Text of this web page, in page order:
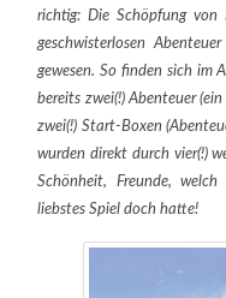
richtig: Die Schöpfung von
geschwisterlosen
gewesen. So finden sich im
bereits zwei(!) Abenteuer
zwei(!) Start-Boxen
wurden direkt durch vier(!)
Schönheit, Freunde,
liebstes Spiel doch hatte!